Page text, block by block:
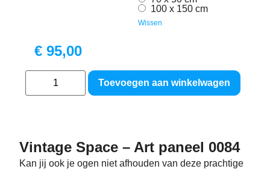
100 x 150 cm
Wissen
€ 95,00
Toevoegen aan winkelwagen
Vintage Space – Art paneel 0084
Kan jij ook je ogen niet afhouden van deze prachtige